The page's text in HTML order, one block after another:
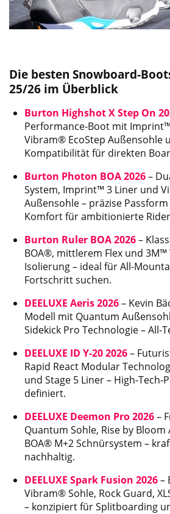
Die besten Snowboard-
25/26 im Überblick
Burton Highshot X Step On
Performance-Boot mit
Vibram® EcoStep Außensohle
Kompatibilität für direkten
Burton Photon BOA 2026–
System, Imprint™ 3 Liner und
Außensohle – präzise
Komfort für ambitionierte
Burton Ruler BOA 2026–
BOA®, mittlerem Flex und
Isolierung – ideal für All-
Fortschritt suchen.
DEELUXE Aeris 2026– Kevin
Modell mit Quantum
Sidekick Pro Technologie – All-
DEELUXE ID Y-20 2026–
Rapid React Modular
und Stage 5 Liner – High-Tech-
definiert.
DEELUXE Deemon Pro 2026–
Quantum Sohle, Rise by
BOA® M+2 Schnürsystem –
nachhaltig.
DEELUXE Spark Fusion 2026–
Vibram® Sohle, Rock Guard,
– konzipiert für Splitboarding